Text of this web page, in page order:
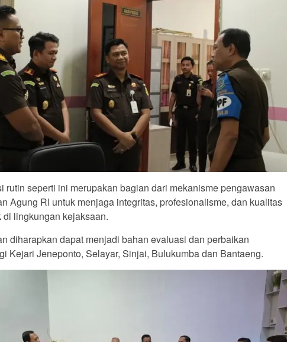
rutin seperti ini merupakan bagian dari mekanisme pengawasan
Agung RI untuk menjaga integritas, profesionalisme, dan kualitas
lingkungan kejaksaan.
diharapkan dapat menjadi bahan evaluasi dan perbaikan
Kejari Jeneponto, Selayar, Sinjai, Bulukumba dan Bantaeng.